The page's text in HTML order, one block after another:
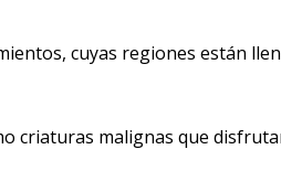
cuyas regiones están
criaturas malignas que